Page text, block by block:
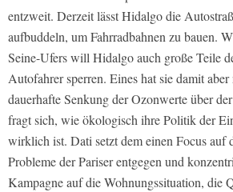
entzweit. Derzeit lässt Hidalgo die
aufbuddeln, um Fahrradbahnen zu bauen.
Seine-Ufers will Hidalgo auch große Teile
Autofahrer sperren. Eines hat sie damit
dauerhafte Senkung der Ozonwerte über
fragt sich, wie ökologisch ihre Politik der
wirklich ist. Dati setzt dem einen Focus auf
Probleme der Pariser entgegen und
Kampagne auf die Wohnungssituation, die